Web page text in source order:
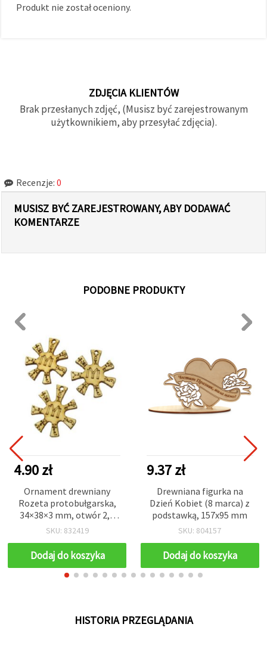
Produkt nie został oceniony.
ZDJĘCIA KLIENTÓW
Brak przesłanych zdjęć, (Musisz być zarejestrowanym
użytkownikiem, aby przesyłać zdjęcia).
Recenzje: 0
MUSISZ BYĆ ZAREJESTROWANY, ABY DODAWAĆ
KOMENTARZE
PODOBNE PRODUKTY
4.90 zł
Ornament drewniany
Rozeta protobułgarska,
34×38×3 mm, otwór 2,7
mm – opakowanie 5 szt.
SKU: 832419
Dodaj do koszyka
9.37 zł
Drewniana figurka na
Dzień Kobiet (8 marca) z
podstawką, 157x95 mm
SKU: 804157
Dodaj do koszyka
HISTORIA PRZEGLĄDANIA